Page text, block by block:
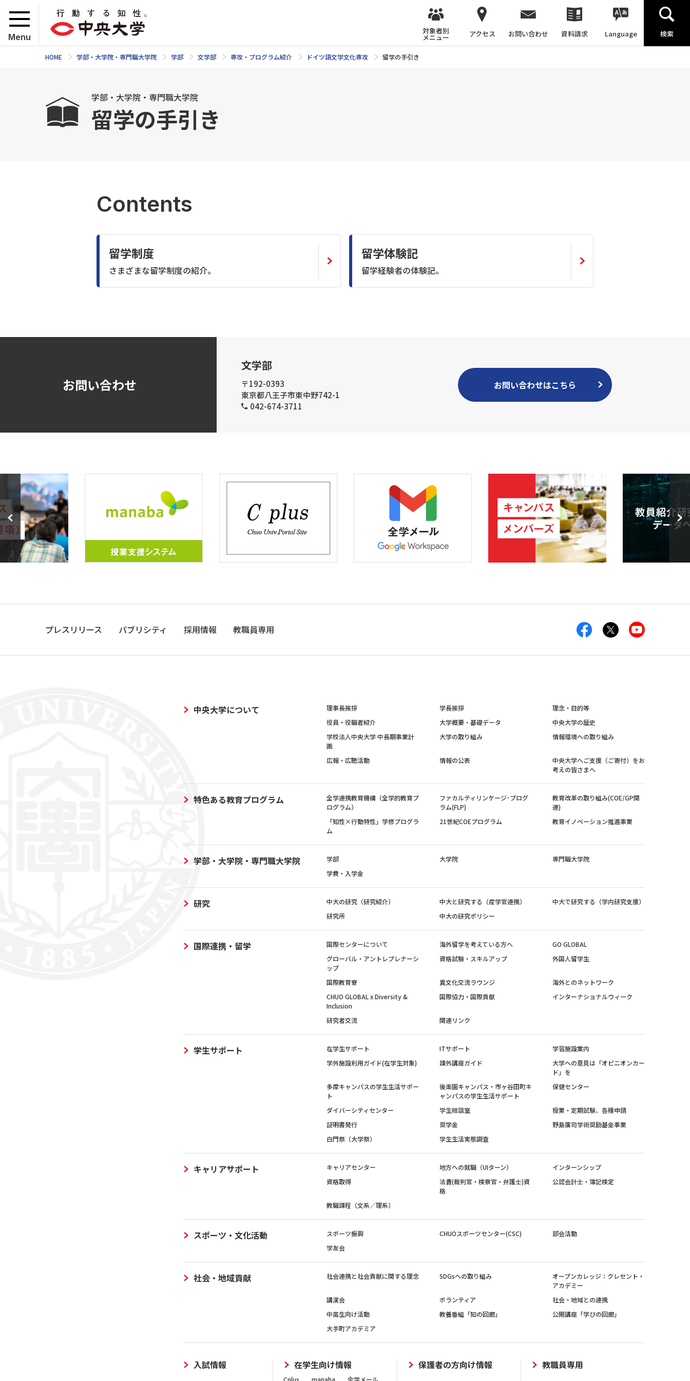
Menu
対象者別
メニュー アクセス お問い合わせ 資料請求 Language 検索
HOME 学部・大学院・専門職大学院 学部 文学部 専攻・プログラム紹介 ドイツ語文学文化専攻 留学の手引き
学部・大学院・専門職大学院
留学の手引き
Contents
留学制度
さまざまな留学制度の紹介。
留学体験記
留学経験者の体験記。
お問い合わせ
文学部
〒192-0393
東京都八王子市東中野742-1
042-674-3711
お問い合わせはこちら
プレスリリース パブリシティ 採用情報 教職員専用
中央大学について 理事長挨拶 学長挨拶
理念・目的等
役員・役職者紹介
大学概要・基礎データ
中央大学の歴史
学校法人中央大学 中長期事業計
画
大学の取り組み 情報環境への取り組み
広報・広聴活動 情報の公表
中央大学へご支援（ご寄付）をお
考えの皆さまへ
特色ある教育プログラム
全学連携教育機構（全学的教育プ
ログラム）
ファカルティリンケージ･プログ
ラム(FLP)
教育改革の取り組み(COE/GP関
連)
「知性×行動特性」学修プログラ
ム
21世紀COEプログラム 教育イノベーション推進事業
学部・大学院・専門職大学院 学部 大学院
専門職大学院
学費・入学金
研究 中大の研究（研究紹介） 中大と研究する（産学官連携）
中大で研究する（学内研究支援）
研究所
中大の研究ポリシー
国際連携・留学 国際センターについて 海外留学を考えている方へ
GO GLOBAL
グローバル・アントレプレナーシ
ップ
資格試験・スキルアップ 外国人留学生
国際教育寮 異文化交流ラウンジ
海外とのネットワーク
CHUO GLOBAL x Diversity &
Inclusion
国際協力・国際貢献 インターナショナルウィーク
研究者交流 関連リンク
学生サポート 在学生サポート ITサポート
学習施設案内
学外施設利用ガイド(在学生対象)
課外講座ガイド
大学への意見は「オピニオンカー
ド」を
多摩キャンパスの学生生活サポー
ト
後楽園キャンパス・市ヶ谷田町キ
ャンパスの学生生活サポート
保健センター
ダイバーシティセンター 学生相談室
授業・定期試験、各種申請
証明書発行
奨学金
野島廣司学術奨励基金事業
白門祭（大学祭）
学生生活実態調査
キャリアサポート キャリアセンター 地方への就職（UIターン）
インターンシップ
資格取得
法曹(裁判官・検察官・弁護士)資
格
公認会計士・簿記検定
教職課程（文系／理系）
スポーツ・文化活動 スポーツ振興 CHUOスポーツセンター(CSC)
部会活動
学友会
社会・地域貢献 社会連携と社会貢献に関する理念 SDGsへの取り組み
オープンカレッジ：クレセント・
アカデミー
講演会
ボランティア
社会・地域との連携
中高生向け活動
教養番組「知の回廊」
公開講座「学びの回廊」
大手町アカデミア
入試情報 在学生向け情報 保護者の方向け情報 教職員専用